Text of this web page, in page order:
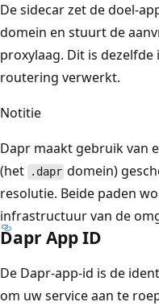
De sidecar zet de doel-
domein en stuurt de
proxylaag. Dit is
routering verwerkt.
Notitie
Dapr maakt gebruik van
(het
.dapr domein)
resolutie. Beide paden
infrastructuur van de
Dapr App ID
De Dapr-app-id is de
om uw service aan te